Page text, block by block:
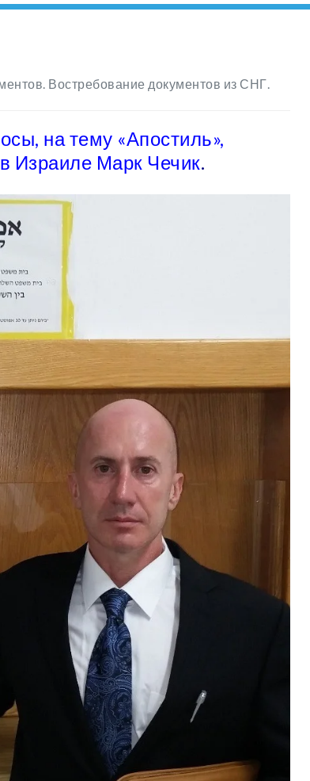
Востребование документов из СНГ.
на тему «Апостиль»,
Израиле Марк Чечик.